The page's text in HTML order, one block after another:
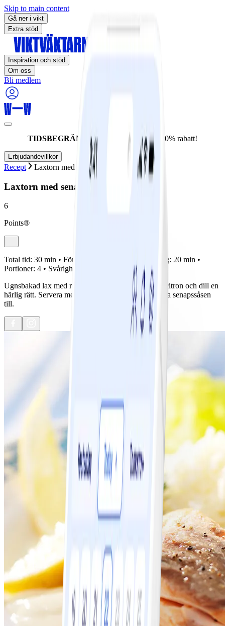
Skip to main content
Gå ner i vikt
Extra stöd
Inspiration och stöd
Om oss
Bli medlem
TIDSBEGRÄNSAT ERBJUDANDE: 60% rabatt!
Erbjudandevillkor
Recept Laxtorn med senapssås
Laxtorn med senapssås
6
Points®
Total tid: 30 min • Förberedelse: Tillagning: 20 min •
Portioner: 4 • Svårighetsgrad:
Ugnsbakad lax med rökt lax som fyllning blir med citron och dill en
härlig rätt. Servera med pressad potatis och den goda senapssåsen
till.